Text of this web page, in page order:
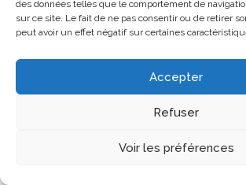
des données telles que le comportement de
sur ce site. Le fait de ne pas consentir ou de retirer
peut avoir un effet négatif sur certaines
Accepter
Refuser
Voir les préférences